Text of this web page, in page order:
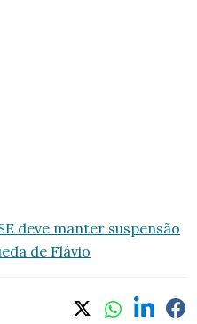
deve manter suspensão
de Flávio